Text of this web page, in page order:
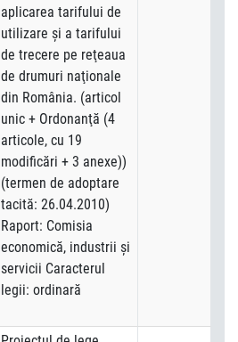
aplicarea tarifului de
utilizare şi a tarifului
de trecere pe reţeaua
de drumuri naţionale
din România. (articol
unic + Ordonanţă (4
articole, cu 19
modificări + 3 anexe))
(termen de adoptare
tacită: 26.04.2010)
Raport: Comisia
economică, industrii şi
servicii Caracterul
legii: ordinară